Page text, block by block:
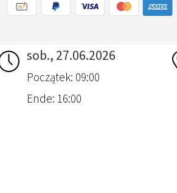
sob., 27.06.2026
Początek: 09:00
Ende: 16:00